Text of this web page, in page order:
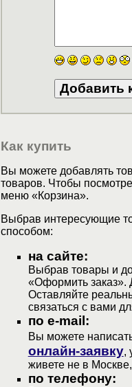
Как купить
Вы можете добавлять
товаров. Чтобы
меню «Корзина».
Выбрав интересующие
способом:
на сайте:
Выбрав товары и
«Оформить заказ».
Оставляйте
связаться с вами
по e-mail:
Вы можете
онлайн-заявку,
живете не в
по телефону: